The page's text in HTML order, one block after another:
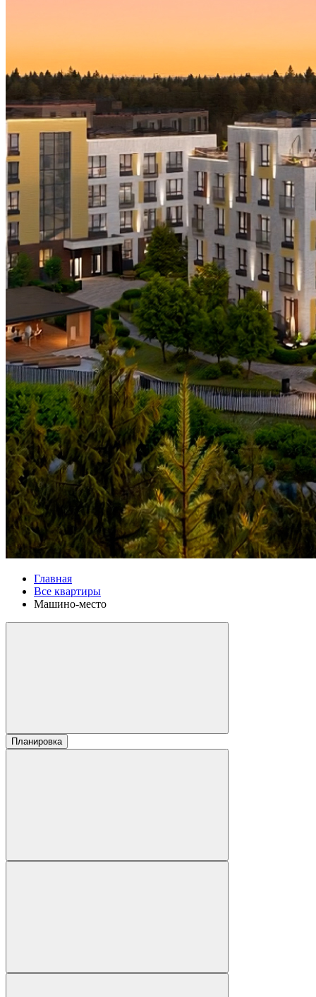
Главная
Все квартиры
Машино-место
Планировка